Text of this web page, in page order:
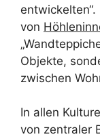
von
Objekte,
zwischen
In allen
von zentraler